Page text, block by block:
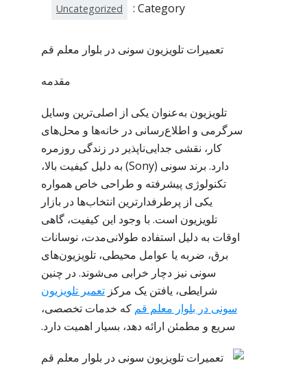
Category :
Uncategorized
تعمیرات تلویزیون سونی در بلوار معلم قم
مقدمه
تلویزیون به‌عنوان یکی از اصلی‌ترین وسایل
سرگرمی و اطلاع‌رسانی در خانه‌ها و محل‌های
کار، نقشی جدایی‌ناپذیر در زندگی روزمره
دارد. برند سونی (Sony) به دلیل کیفیت بالا،
تکنولوژی پیشرفته و طراحی خاص همواره
یکی از پرطرفدارترین انتخاب‌ها در بازار
تلویزیون است. با وجود این کیفیت، گاهی
اوقات به دلیل استفاده طولانی‌مدت، نوسانات
برق، ضربه یا عوامل محیطی، تلویزیون‌های
سونی نیز دچار خرابی می‌شوند. در چنین
شرایطی، یافتن یک مرکز تعمیر تلویزیون
سونی در بلوار معلم قم که خدمات تخصصی،
سریع و مطمئن ارائه دهد، بسیار اهمیت دارد.